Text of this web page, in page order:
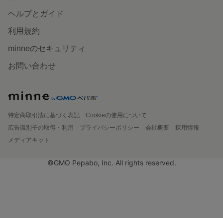
ヘルプとガイド
利用規約
minneのセキュリティ
お問い合わせ
特定商取引法に基づく表記
Cookieの使用について
広告識別子の取得・利用
プライバシーポリシー 会社概要
採用情報
メディアキット
©GMO Pepabo, Inc. All rights reserved.